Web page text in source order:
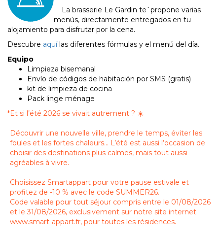
La brasserie Le Gardin te`propone varias
menús, directamente entregados en tu
alojamiento para disfrutar por la cena.
Descubre aquílas diferentes fórmulas y el menú del día.
Equipo
Limpieza bisemanal
Envío de códigos de habitación por SMS (gratis)
kit de limpieza de cocina
Pack linge ménage
*Et si l’été 2026 se vivait autrement ? ☀️
Découvrir une nouvelle ville, prendre le temps, éviter les
foules et les fortes chaleurs… L’été est aussi l’occasion de
choisir des destinations plus calmes, mais tout aussi
agréables à vivre.
Choisissez Smartappart pour votre pause estivale et
profitez de -10 % avec le code SUMMER26.
Code valable pour tout séjour compris entre le 01/08/2026
et le 31/08/2026, exclusivement sur notre site internet
www.smart-appart.fr, pour toutes les résidences.